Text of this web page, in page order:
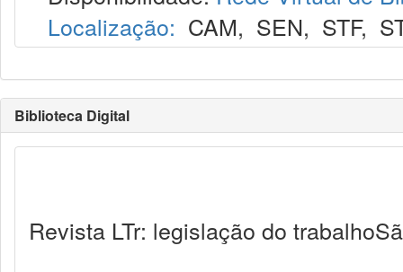
Localização: CAM, SEN, STF,
Biblioteca Digital
Revista LTr: legislação do